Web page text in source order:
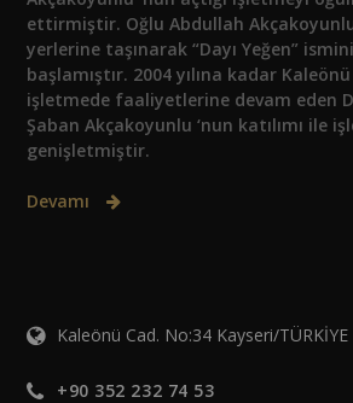
ettirmiştir. Oğlu Abdullah Akçakoyunlu
yerlerine taşınarak “Dayı Yeğen”
başlamıştır. 2004 yılına kadar
işletmede faaliyetlerine devam eden
Şaban Akçakoyunlu ‘nun katılımı ile
genişletmiştir.
Devamı
Kaleönü Cad. No:34 Kayseri/TÜRKİYE
+90 352 232 74 53